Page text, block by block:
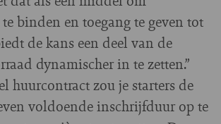
binden en toegang te geven tot
de kans een deel van de
dynamischer in te zetten.”
huurcontract zou je starters de
voldoende inschrijfduur op te